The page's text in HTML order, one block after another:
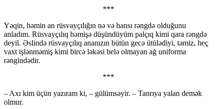
***
Yəqin, həmin an rüsvayçılığın nə və hansı rəngdə olduğunu
anladım. Rüsvayçılıq həmişə düşündüyüm palçıq kimi qara rəngdə
deyil. Əslində rüsvayçılıq ananızın bütün gecə ütülədiyi, təmiz, heç
vaxt işlənməmiş kimi bircə ləkəsi belə olmayan ağ uniforma
rəngindədir.
***
– Axı kim üçün yazıram ki, – gülümsəyir. – Tanrıya yalan demək
olmur.